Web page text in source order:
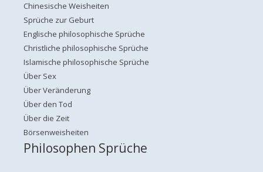
Chinesische Weisheiten
Sprüche zur Geburt
Englische philosophische Sprüche
Christliche philosophische Sprüche
Islamische philosophische Sprüche
Über Sex
Über Veränderung
Über den Tod
Über die Zeit
Börsenweisheiten
Philosophen Sprüche